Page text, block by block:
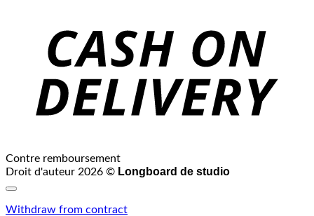
Contre remboursement
Droit d'auteur 2026 © Longboard de studio
Withdraw from contract